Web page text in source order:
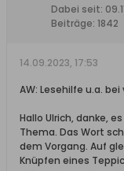
Dabei seit:
Beiträge: 1842
14.09.2023, 17:53
AW: Lesehilfe u.a.
Hallo Ulrich, danke,
Thema. Das Wort
dem Vorgang. Auf
Knüpfen eines